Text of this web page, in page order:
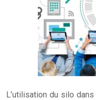
L’utilisation du silo